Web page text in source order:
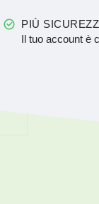
PIÙ
Il tuo account è